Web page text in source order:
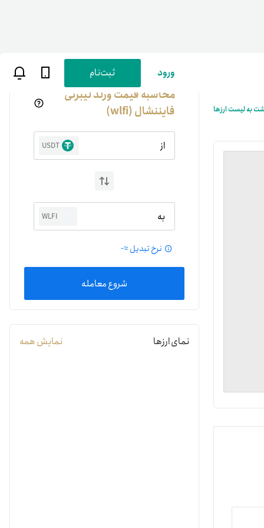
ورود ثبت‌نام
به لیست ارزها
محاسبه قیمت ورلد لیبرتی
فایننشال (wlfi)
از USDT
به WLFI
نرخ تبدیل ≈-
شروع معامله
نمای ارزها نمایش همه